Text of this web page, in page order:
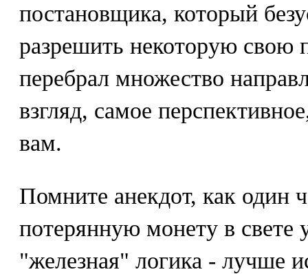
постановщика, который
разрешить некоторую свою
перебрал множество
взгляд, самое
вам.
Помните анекдот, как один
потерянную монету в свете
"железная" логика - лучше